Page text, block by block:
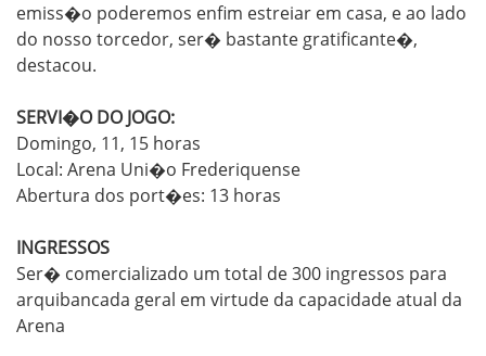
emiss�o poderemos enfim estreiar em casa, e ao lado
do nosso torcedor, ser� bastante gratificante�,
destacou.
SERVI�O DO JOGO:
Domingo, 11, 15 horas
Local: Arena Uni�o Frederiquense
Abertura dos port�es: 13 horas
INGRESSOS
Ser� comercializado um total de 300 ingressos para
arquibancada geral em virtude da capacidade atual da
Arena